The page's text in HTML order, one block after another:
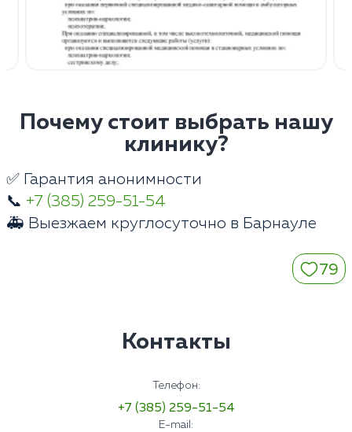
Почему стоит выбрать нашу
клинику?
✅ Гарантия анонимности
📞 +7 (385) 259-51-54
🚑 Выезжаем круглосуточно в Барнауле
79
Контакты
Телефон:
+7 (385) 259-51-54
E-mail: